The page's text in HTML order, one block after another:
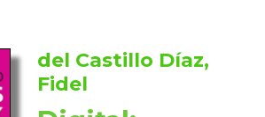
del Castillo Díaz,
Fidel